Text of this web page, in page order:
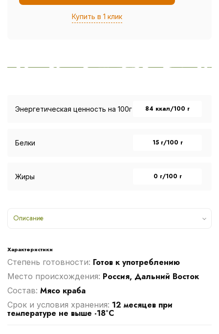
Купить в 1 клик
Энергетическая ценность на 100г 84 ккал/100 г
Белки 15 г/100 г
Жиры 0 г/100 г
Описание
Характеристики
Степень готовности: Готов к употреблению
Место происхождения: Россия, Дальний Восток
Cостав: Мясо краба
Срок и условия хранения: 12 месяцев при
температуре не выше -18°C